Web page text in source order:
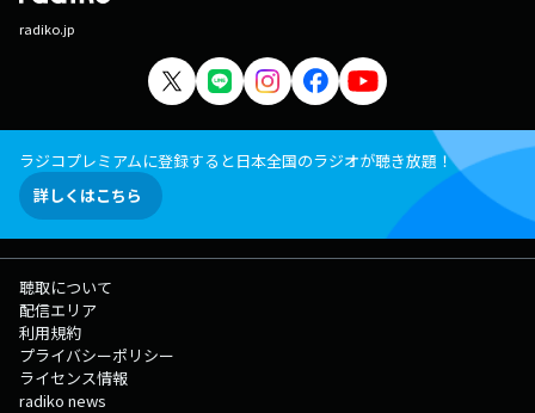
radiko.jp
ラジコプレミアムに登録すると日本全国のラジオが聴き放題！
詳しくはこちら
聴取について
配信エリア
利用規約
プライバシーポリシー
ライセンス情報
radiko news